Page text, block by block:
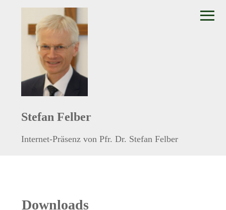
Stefan Felber
Internet-Präsenz von Pfr. Dr. Stefan Felber
Downloads
≡